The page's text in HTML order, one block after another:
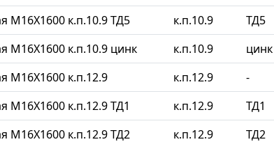
М16Х1600 к.п.10.9 ТД5 к.п.10.9 ТД5
М16Х1600 к.п.10.9 цинк к.п.10.9 цинк
М16Х1600 к.п.12.9 к.п.12.9 -
М16Х1600 к.п.12.9 ТД1 к.п.12.9 ТД1
М16Х1600 к.п.12.9 ТД2 к.п.12.9 ТД2